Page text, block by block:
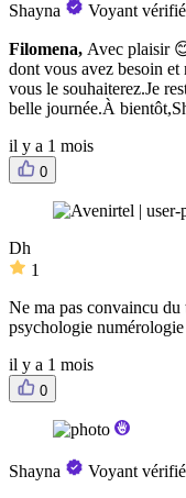
Shayna Voyant vérifié
Filomena, Avec plaisir
dont vous avez besoin
vous le souhaiterez.Je
belle journée.À
il y a 1 mois
0
Dh
1
Ne ma pas convaincu du
psychologie
il y a 1 mois
0
Shayna
Voyant vérifié